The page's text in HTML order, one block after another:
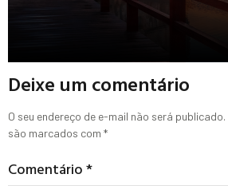
Deixe um comentário
O seu endereço de e-mail não será publicado.
são marcados com *
Comentário*